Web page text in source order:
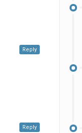
Reply
Reply